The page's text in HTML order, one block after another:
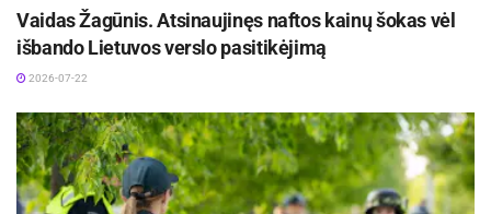
Vaidas Žagūnis. Atsinaujinęs naftos kainų šokas vėl
išbando Lietuvos verslo pasitikėjimą
2026-07-22